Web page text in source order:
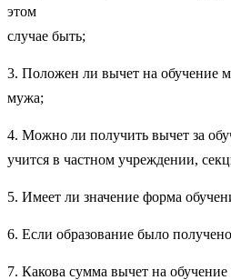
этом
случае быть;
3. Положен ли вычет на обучение
мужа;
4. Можно ли получить вычет за
учится в частном учреждении,
5. Имеет ли значение форма
6. Если образование было
7. Какова сумма вычет на